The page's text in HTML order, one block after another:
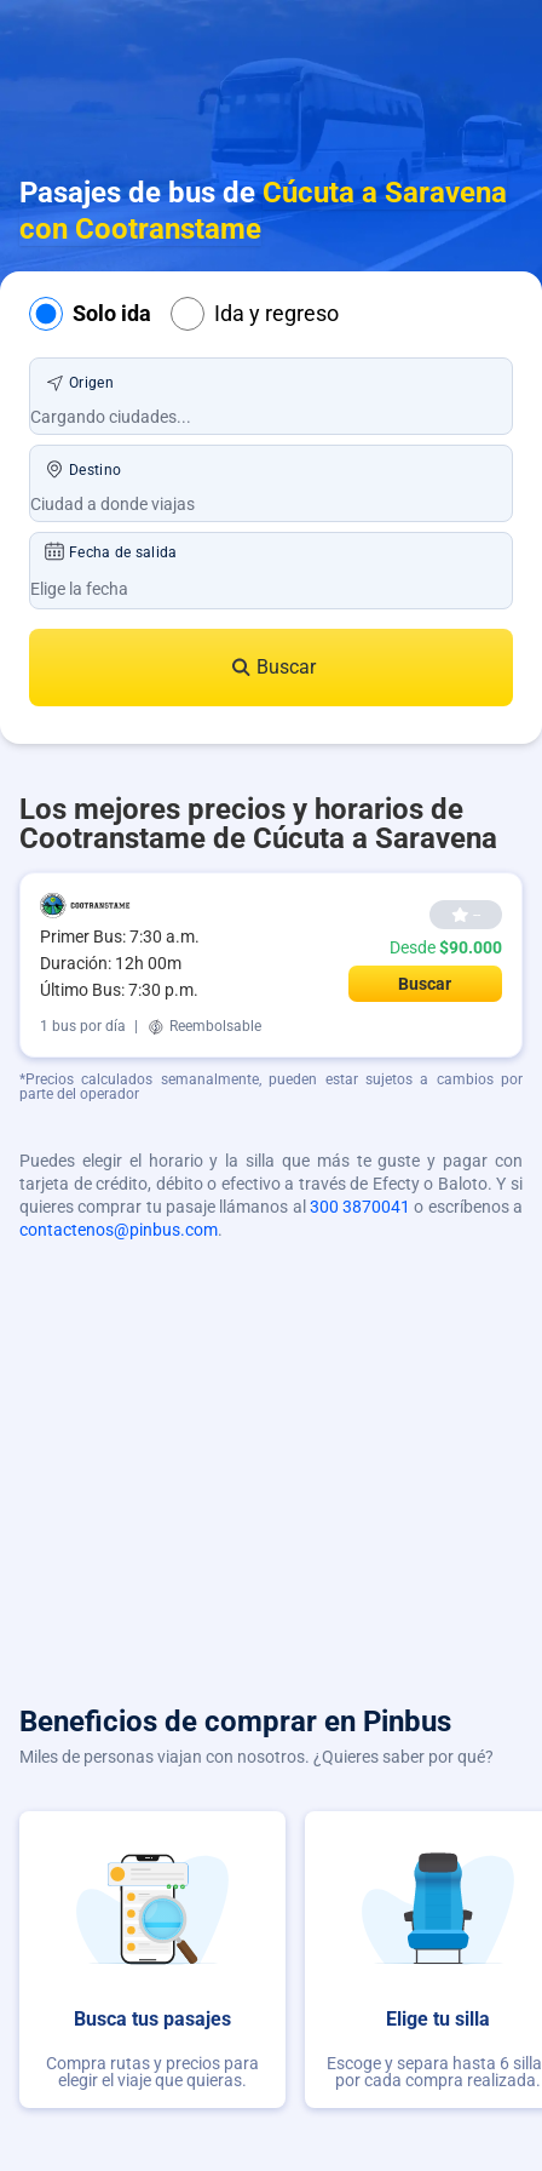
Pasajes de bus deCúcuta a Saravena
con Cootranstame
Solo ida Ida y regreso
Origen
Destino
Fecha de salida
Buscar
Los mejores precios y horarios de
Cootranstame de Cúcuta a Saravena
Primer Bus: 7:30 a.m.
Duración: 12h 00m
Último Bus: 7:30 p.m.
--
Desde$90.000
Buscar
1 bus por día Reembolsable
*Precios calculados semanalmente, pueden estar sujetos a cambios por
parte del operador
Puedes elegir el horario y la silla que más te guste y pagar con
tarjeta de crédito, débito o efectivo a través de Efecty o Baloto. Y si
quieres comprar tu pasaje llámanos al 300 3870041 o escríbenos a
contactenos@pinbus.com.
Beneficios de comprar en Pinbus
Miles de personas viajan con nosotros. ¿Quieres saber por qué?
Busca tus pasajes
Compra rutas y precios para
elegir el viaje que quieras.
Elige tu silla
Escoge y separa hasta 6
por cada compra realizada.